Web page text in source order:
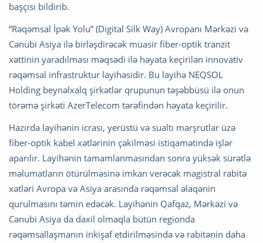
başçısı bildirib.
“Rəqəmsal İpək Yolu” (Digital Silk Way) Avropanı Mərkəzi və
Cənubi Asiya ilə birləşdirəcək müasir fiber-optik tranzit
xəttinin yaradılması məqsədi ilə həyata keçirilən innovativ
rəqəmsal infrastruktur layihəsidir. Bu layihə NEQSOL
Holding beynəlxalq şirkətlər qrupunun təşəbbüsü ilə onun
törəmə şirkəti AzerTelecom tərəfindən həyata keçirilir.
Hazırda layihənin icrası, yerüstü və sualtı marşrutlar üzə
fiber-optik kabel xətlərinin çəkilməsi istiqamətində işlər
aparılır. Layihənin tamamlanmasından sonra yüksək sürətlə
məlumatların ötürülməsinə imkan verəcək magistral rabitə
xətləri Avropa və Asiya arasında rəqəmsal əlaqənin
qurulmasını təmin edəcək. Layihənin Qafqaz, Mərkəzi və
Cənubi Asiya da daxil olmaqla bütün regionda
rəqəmsallaşmanın inkişaf etdirilməsində və rabitənin daha